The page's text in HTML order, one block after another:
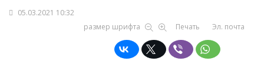
05.03.2021 10:32
размер шрифта
Печать Эл. почта